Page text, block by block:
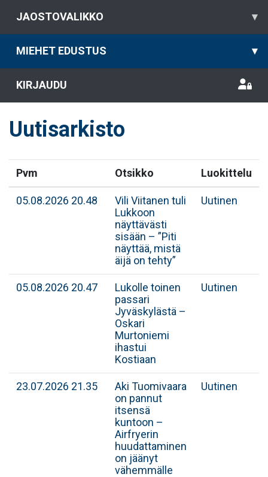
JAOSTOVALIKKO ▾
MIEHET EDUSTUS ▾
KIRJAUDU
Uutisarkisto
Pvm Otsikko Luokittelu
05.08.2026 20.48
Vili Viitanen tuli
Lukkoon
näyttävästi
sisään – ”Piti
näyttää, mistä
äijä on tehty”
Uutinen
05.08.2026 20.47
Lukolle toinen
passari
Jyväskylästä –
Oskari
Murtoniemi
ihastui
Kostiaan
Uutinen
23.07.2026 21.35
Aki Tuomivaara
on pannut
itsensä
kuntoon –
Airfryerin
huudattaminen
on jäänyt
vähemmälle
Uutinen